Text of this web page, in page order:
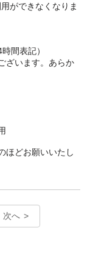
ができなくなりま
間表記）
ざいます。あらか
ほどお願いいたし
次へ